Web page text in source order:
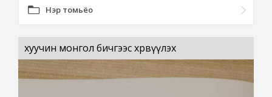
Нэр томьёо
хуучин монгол бичгээс хөрвүүлэх